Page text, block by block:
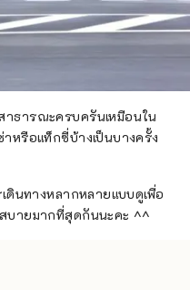
ธารณะครบครันเหมือนใน
หรือแท็กซี่บ้างเป็นบางครั้ง
ดินทางหลากหลายแบบดูเพื่อ
บายมากที่สุดกันนะคะ ^^